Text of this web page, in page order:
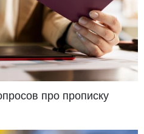
про прописку